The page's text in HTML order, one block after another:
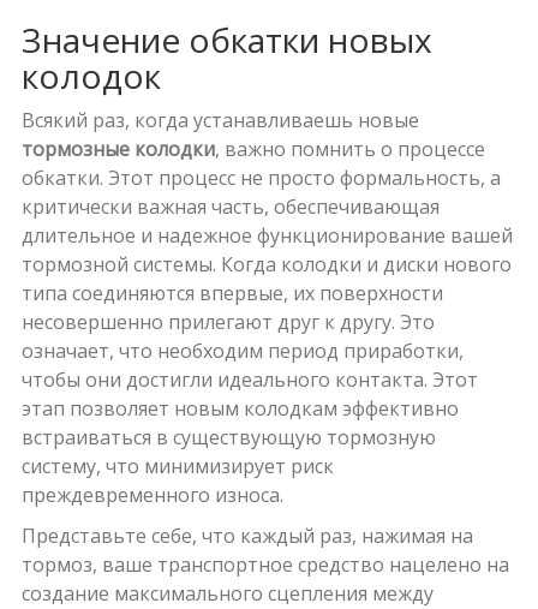
Значение обкатки новых
колодок
Всякий раз, когда устанавливаешь новые
тормозные колодки, важно помнить о процессе
обкатки. Этот процесс не просто формальность, а
критически важная часть, обеспечивающая
длительное и надежное функционирование вашей
тормозной системы. Когда колодки и диски нового
типа соединяются впервые, их поверхности
несовершенно прилегают друг к другу. Это
означает, что необходим период приработки,
чтобы они достигли идеального контакта. Этот
этап позволяет новым колодкам эффективно
встраиваться в существующую тормозную
систему, что минимизирует риск
преждевременного износа.
Представьте себе, что каждый раз, нажимая на
тормоз, ваше транспортное средство нацелено на
создание максимального сцепления между